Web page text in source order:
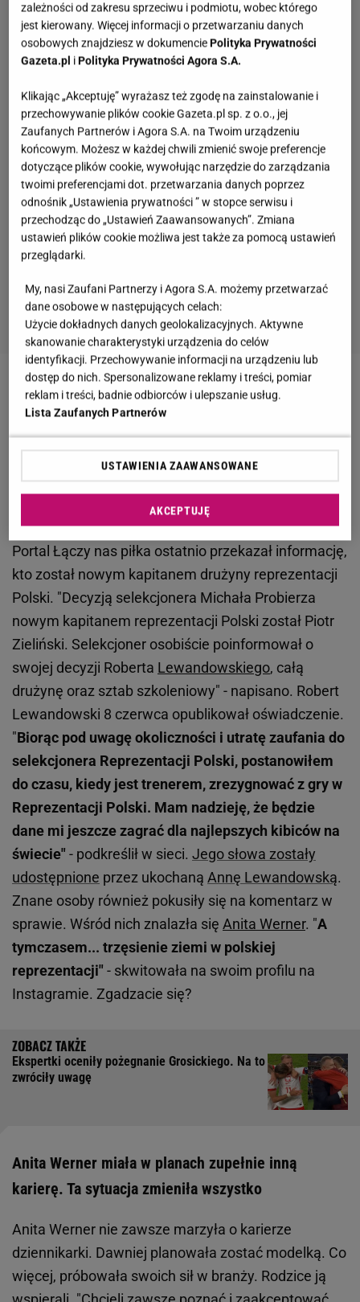
Zobacz wideoTak kibice reprezentacji Polski
żegnają Kamila Grosickiego i oceniają decyzję
Lewandowskiego
Anita Werner skomentowała decyzję Roberta
Lewandowskiego. Wystarczyło kilka słów
Portal Łączy nas piłka ostatnio przekazał informację,
kto został nowym kapitanem drużyny reprezentacji
Polski. "Decyzją selekcjonera Michała Probierza
nowym kapitanem reprezentacji Polski został Piotr
Zieliński. Selekcjoner osobiście poinformował o
swojej decyzji Roberta Lewandowskiego, całą
drużynę oraz sztab szkoleniowy" - napisano. Robert
Lewandowski 8 czerwca opublikował oświadczenie.
"Biorąc pod uwagę okoliczności i utratę zaufania do
selekcjonera Reprezentacji Polski, postanowiłem
do czasu, kiedy jest trenerem, zrezygnować z gry w
Reprezentacji Polski. Mam nadzieję, że będzie
dane mi jeszcze zagrać dla najlepszych kibiców na
świecie" - podkreślił w sieci. Jego słowa zostały
udostępnione przez ukochaną Annę Lewandowską.
Znane osoby również pokusiły się na komentarz w
sprawie. Wśród nich znalazła się Anita Werner. "A
tymczasem... trzęsienie ziemi w polskiej
reprezentacji" - skwitowała na swoim profilu na
Instagramie. Zgadzacie się?
Ekspertki oceniły pożegnanie Grosickiego. Na to
zwróciły uwagę
Anita Werner miała w planach zupełnie inną
karierę. Ta sytuacja zmieniła wszystko
Anita Werner nie zawsze marzyła o karierze
dziennikarki. Dawniej planowała zostać modelką. Co
więcej, próbowała swoich sił w branży. Rodzice ją
zależności od zakresu sprzeciwu i podmiotu, wobec którego
jest kierowany. Więcej informacji o przetwarzaniu danych
osobowych znajdziesz w dokumenciePolityka Prywatności
Gazeta.pl iPolityka Prywatności Agora S.A.
Klikając „Akceptuję” wyrażasz też zgodę na zainstalowanie i
przechowywanie plików cookie Gazeta.pl sp. z o.o., jej
Zaufanych Partnerów i Agora S.A. na Twoim urządzeniu
końcowym. Możesz w każdej chwili zmienić swoje preferencje
dotyczące plików cookie, wywołując narzędzie do zarządzania
twoimi preferencjami dot. przetwarzania danych poprzez
odnośnik „Ustawienia prywatności ” w stopce serwisu i
przechodząc do „Ustawień Zaawansowanych”. Zmiana
ustawień plików cookie możliwa jest także za pomocą ustawień
przeglądarki.
My, nasi Zaufani Partnerzy i Agora S.A. możemy przetwarzać
dane osobowe w następujących celach:
Użycie dokładnych danych geolokalizacyjnych. Aktywne
skanowanie charakterystyki urządzenia do celów
identyfikacji. Przechowywanie informacji na urządzeniu lub
dostęp do nich. Spersonalizowane reklamy i treści, pomiar
reklam i treści, badnie odbiorców i ulepszanie usług.
Lista Zaufanych Partnerów
USTAWIENIA ZAAWANSOWANE
AKCEPTUJĘ